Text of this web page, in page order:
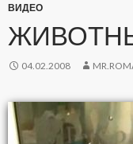
ВИДЕО
04.02.2008